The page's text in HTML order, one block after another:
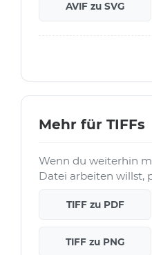
AVIF zu SVG
Mehr für TIFFs
Wenn du weiterhin
Datei arbeiten willst,
TIFF zu PDF
TIFF zu PNG